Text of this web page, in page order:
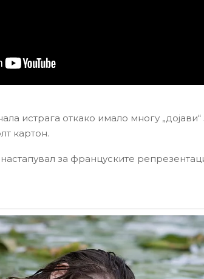
истрага откако имало многу „дојави“
картон.
за француските